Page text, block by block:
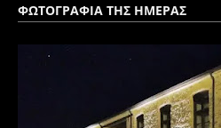
ΦΩΤΟΓΡΑΦΙΑ ΤΗΣ ΗΜΕΡΑΣ